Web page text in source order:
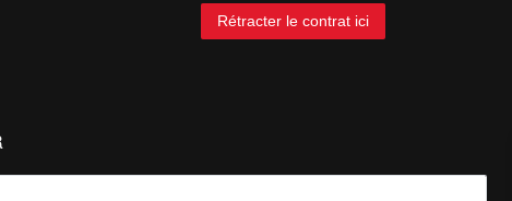
Rétracter le contrat ici